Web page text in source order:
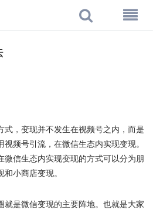
式，变现并不发生在视频号之内，而是
频号引流，在微信生态内实现变现。
微信生态内实现变现的方式可以分为朋
小商店变现。
就是微信变现的主要阵地。也就是大家